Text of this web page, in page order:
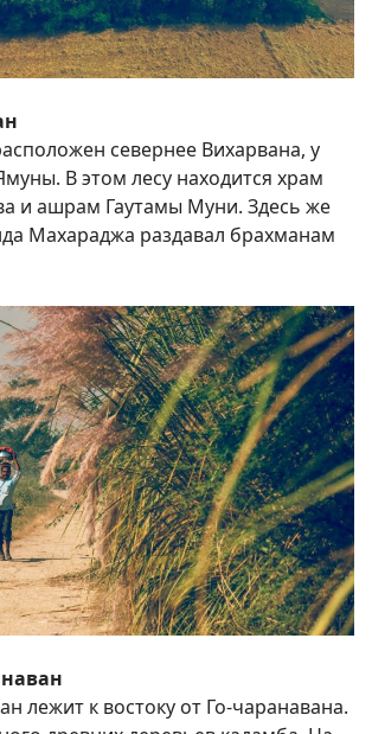
севернее Вихарвана, у
В этом лесу находится храм
и ашрам Гаутамы Муни. Здесь же
Махараджа раздавал брахманам
лежит к востоку от Го-чаранавана.